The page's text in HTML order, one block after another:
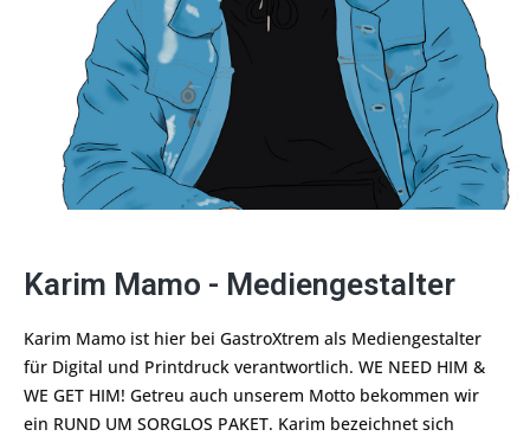
Karim Mamo - Mediengestalter
Karim Mamo ist hier bei GastroXtrem als Mediengestalter
für Digital und Printdruck verantwortlich. WE NEED HIM &
WE GET HIM! Getreu auch unserem Motto bekommen wir
ein RUND UM SORGLOS PAKET. Karim bezeichnet sich